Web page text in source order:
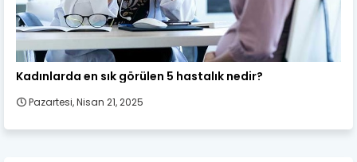
Kadın Sağlığı
Kadınlarda en sık görülen 5 hastalık nedir?
Pazartesi, Nisan 21, 2025